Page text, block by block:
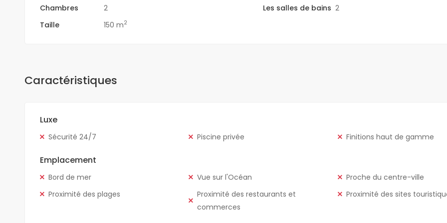
Chambres 2 Les salles de bains 2
Taille
150 m2
Caractéristiques
Luxe
Sécurité 24/7 Piscine privée Finitions haut de gamme
Emplacement
Bord de mer Vue sur l'Océan
Proche du centre-ville
Proximité des plages
Proximité des restaurants et
commerces
Proximité des sites